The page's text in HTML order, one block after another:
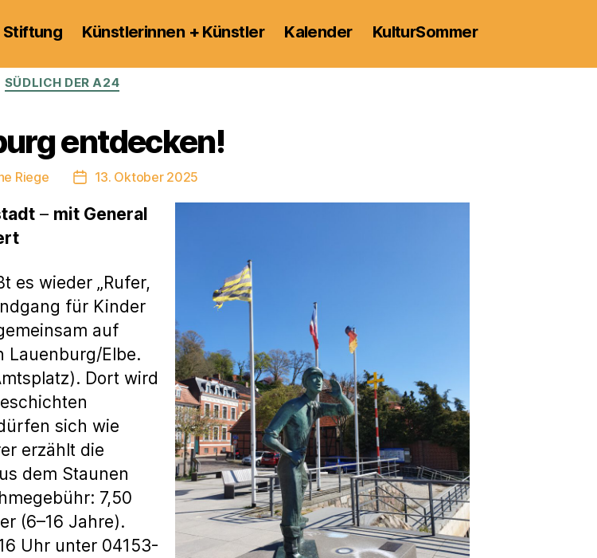
Stiftung Künstlerinnen + Künstler Kalender KulturSommer
Kategorien
SÜDLICH DER A24
entdecken!
Riege Veröffentlichungsdatum
13. Oktober 2025
– mit General
es wieder „Rufer,
für Kinder
auf
Lauenburg/Elbe.
Dort wird
sich wie
erzählt die
dem Staunen
7,50
(6–16 Jahre).
Uhr unter 04153-